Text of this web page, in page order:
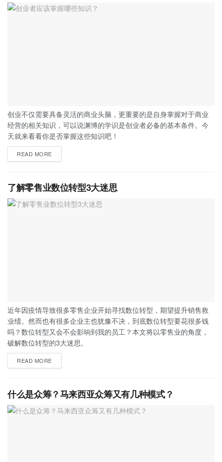
创业不仅需要具备灵活的商业头脑，更重要的是自身掌握对于商业
经营的相关知识，可以说渊博的学识是创业者必备的基本条件。今
天就来看看你是否掌握这些知识吧！
READ MORE
了解零售业数位转型3大迷思
近年因疫情导致很多零售企业开始寻找数位转型，期望提升销售救
业绩。然而也有很多企业主也犹豫不决，到底数位转型要花很多钱
吗？数位转型又会不会影响到我的员工？本文将以零售业的角度，
破解数位转型的3大迷思。
READ MORE
什么是众筹？马来西亚众筹又有几种模式？